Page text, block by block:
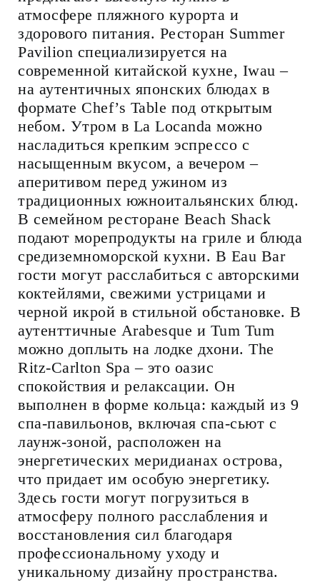
атмосфере пляжного курорта и
здорового питания. Ресторан Summer
Pavilion специализируется на
современной китайской кухне, Iwau –
на аутентичных японских блюдах в
формате Chef’s Table под открытым
небом. Утром в La Locanda можно
насладиться крепким эспрессо с
насыщенным вкусом, а вечером –
аперитивом перед ужином из
традиционных южноитальянских блюд.
В семейном ресторане Beach Shack
подают морепродукты на гриле и блюда
средиземноморской кухни. В Eau Bar
гости могут расслабиться с авторскими
коктейлями, свежими устрицами и
черной икрой в стильной обстановке. В
аутенттичные Arabesque и Tum Tum
можно доплыть на лодке дхони. The
Ritz-Carlton Spa – это оазис
спокойствия и релаксации. Он
выполнен в форме кольца: каждый из 9
спа-павильонов, включая спа-сьют с
лаунж-зоной, расположен на
энергетических меридианах острова,
что придает им особую энергетику.
Здесь гости могут погрузиться в
атмосферу полного расслабления и
восстановления сил благодаря
профессиональному уходу и
уникальному дизайну пространства.